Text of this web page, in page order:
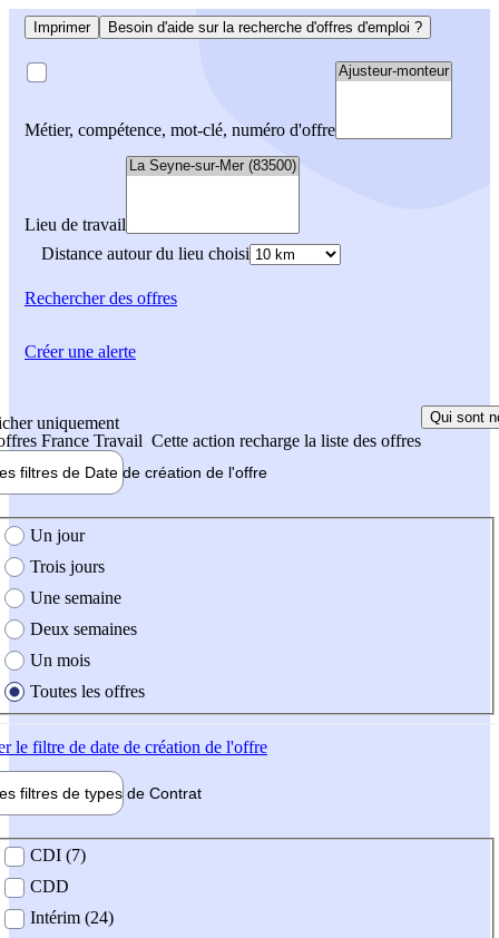
Imprimer Besoin d'aide sur la recherche d'offres d'emploi ?
Métier, compétence, mot-clé, numéro d'offre
Lieu de travail
Distance autour du lieu choisi
Rechercherdes offres
uniquement
France Travail Cette action recharge la liste des offres
Qui sont
filtres de Date de création de l'offre
création de l'offre
Un jour
Trois jours
Une semaine
Deux semaines
Un mois
Toutes les offres
le filtre de date de création de l'offre
filtres de types de Contrat
contrat
CDI (7)
CDD
Intérim (24)
Créer une alerte